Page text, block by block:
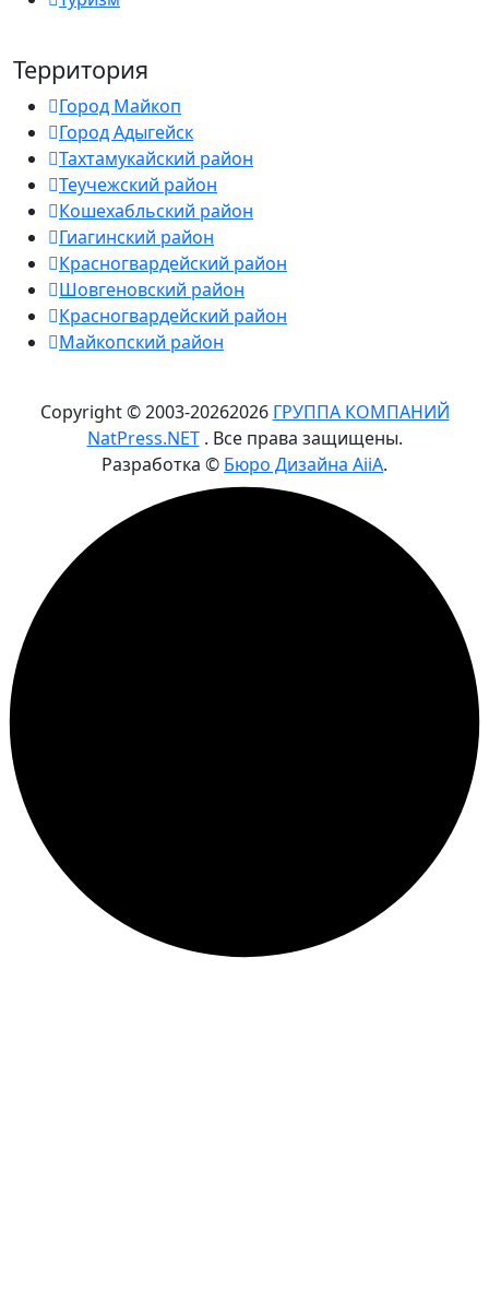
Территория
Город Майкоп
Город Адыгейск
Тахтамукайский район
Теучежский район
Кошехабльский район
Гиагинский район
Красногвардейский район
Шовгеновский район
Красногвардейский район
Майкопский район
Copyright © 2003-20262026 ГРУППА КОМПАНИЙ
NatPress.NET. Все права защищены.
Разработка © Бюро Дизайна AiiA.